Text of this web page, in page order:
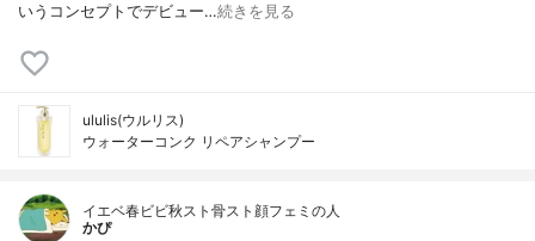
いうコンセプトでデビュー…続きを見る
ululis(ウルリス)
ウォーターコンク リペアシャンプー
イエベ春ビビ秋スト骨スト顔フェミの人
かぴ